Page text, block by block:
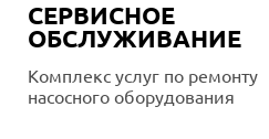
СЕРВИСНОЕ
ОБСЛУЖИВАНИЕ
Комплекс услуг по ремонту
насосного оборудования